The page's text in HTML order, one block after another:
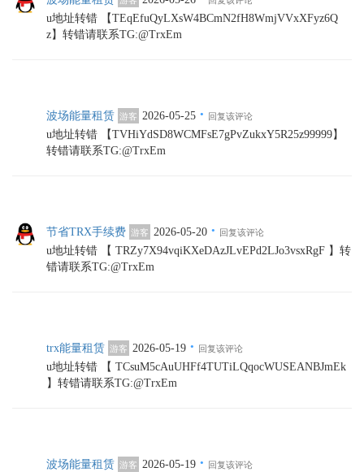
u地址转错 【TEqEfuQyLXsW4BCmN2fH8WmjVVxXFyz6Q
z】转错请联系TG:@TrxEm
波场能量租赁 游客 2026-05-25 · 回复该评论
u地址转错 【TVHiYdSD8WCMFsE7gPvZukxY5R25z99999】
转错请联系TG:@TrxEm
节省TRX手续费 游客 2026-05-20 · 回复该评论
u地址转错 【 TRZy7X94vqiKXeDAzJLvEPd2LJo3vsxRgF 】转
错请联系TG:@TrxEm
trx能量租赁 游客 2026-05-19 · 回复该评论
u地址转错 【 TCsuM5cAuUHFf4TUTiLQqocWUSEANBJmEk
】转错请联系TG:@TrxEm
波场能量租赁 游客 2026-05-19 · 回复该评论